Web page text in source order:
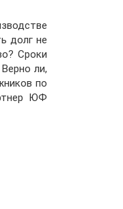
долг не
Сроки
ли,
по
ЮФ